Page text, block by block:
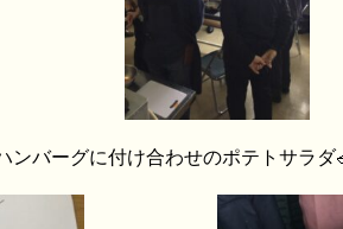
ンバーグに付け合わせのポテトサラダ